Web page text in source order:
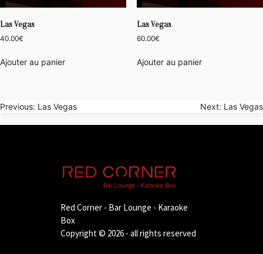
Las Vegas
40.00€
Ajouter au panier
Las Vegas
60.00€
Ajouter au panier
Navigation
de
Previous: Las Vegas Next: Las Vegas
Red Corner - Bar Lounge - Karaoke
Box
Copyright © 2026 - all rights reserved